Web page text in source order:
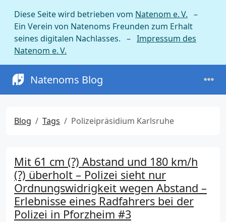
Diese Seite wird betrieben vom Natenom e. V. –
Ein Verein von Natenoms Freunden zum Erhalt
seines digitalen Nachlasses. – Impressum des
Natenom e. V.
Natenoms Blog
Blog Tags Polizeipräsidium Karlsruhe
Mit 61 cm (?) Abstand und 180 km/h
(?) überholt – Polizei sieht nur
Ordnungswidrigkeit wegen Abstand –
Erlebnisse eines Radfahrers bei der
Polizei in Pforzheim #3